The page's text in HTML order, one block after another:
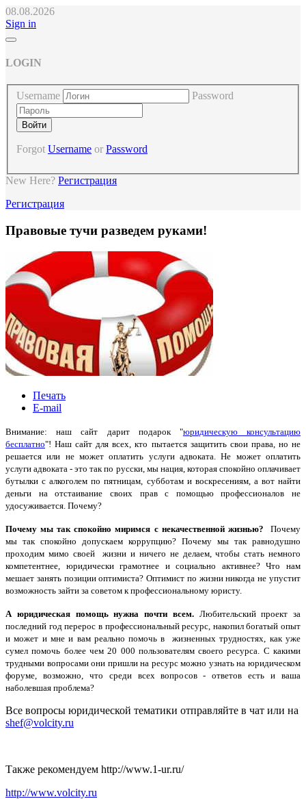
08.08.2026
Sign in
LOGIN
Username Password
Forgot Username or Password
New Here? Регистрация
Регистрация
Правовые тучи разведем руками!
Печать
E-mail
Внимание: наш сайт дарит подарок "юридическую консультацию
бесплатно"! Наш сайт для всех, кто пытается защитить свои права, но не
решается или не может оплатить услуги адвоката. Не может оплатить
услуги адвоката - это так по русски, мы нация, которая спокойно оплачивает
бутылки с алкоголем по пятницам, субботам и воскресениям, а вот найти
деньги на отстаивание своих прав с помощью профессионалов не
удосуживается. Почему?
Почему мы так спокойно миримся с некачественной жизнью? Почему
мы так спокойно допускаем коррупцию? Почему мы так равнодушно
проходим мимо своей жизни и ничего не делаем, чтобы стать немного
компетентнее, юридически грамотнее и социально активнее? Что нам
мешает занять позиции оптимиста? Оптимист по жизни никогда не упустит
возможность зайти за советом к профессиональному юристу.
А юридическая помощь нужна почти всем.Любительский проект за
последний год перерос в профессиональный ресурс, накопил богатый опыт
и может и мне и вам реально помочь в жизненных трудностях, как уже
сумел помочь более чем 20 000 пользователям своего ресурса. С какими
трудными вопросами они пришли на ресурс можно узнать на юридическом
форуме, возможно, что среди всех вопросов - ответов есть и ваша
наболевшая проблема?
Все вопросы юридической тематики отправляйте в чат или на
shef@volcity.ru
Также рекомендуем http://www.1-ur.ru/
http://www.volcity.ru